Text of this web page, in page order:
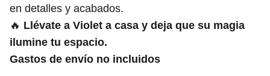
en detalles y acabados.
🔥 Llévate a Violet a casa y deja que su magia
ilumine tu espacio.
Gastos de envío no incluidos